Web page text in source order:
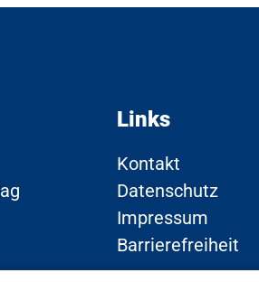
Links
Kontakt
Datenschutz
Impressum
Barrierefreiheit